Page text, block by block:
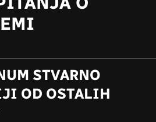
STVARNO
OD OSTALIH